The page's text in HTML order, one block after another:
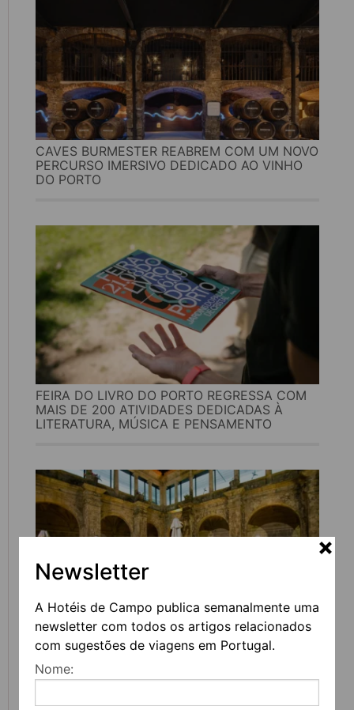
Newsletter
A Hotéis de Campo publica semanalmente uma
newsletter com todos os artigos relacionados
com sugestões de viagens em Portugal.
Nome:
CAVES BURMESTER REABREM COM UM NOVO
PERCURSO IMERSIVO DEDICADO AO VINHO
DO PORTO
FEIRA DO LIVRO DO PORTO REGRESSA COM
MAIS DE 200 ATIVIDADES DEDICADAS À
LITERATURA, MÚSICA E PENSAMENTO
UVVA REGRESSA A AMARANTE PARA
CELEBRAR O VINHO, A GASTRONOMIA E A
CULTURA